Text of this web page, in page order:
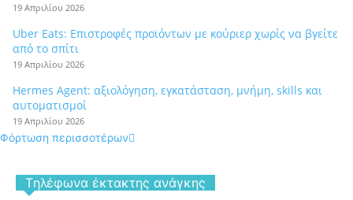
19 Απριλίου 2026
Uber Eats: Επιστροφές προϊόντων με κούριερ χωρίς να βγείτε
από το σπίτι
19 Απριλίου 2026
Hermes Agent: αξιολόγηση, εγκατάσταση, μνήμη, skills και
αυτοματισμοί
19 Απριλίου 2026
Φόρτωση περισσοτέρων
Tηλέφωνα έκτακτης ανάγκης